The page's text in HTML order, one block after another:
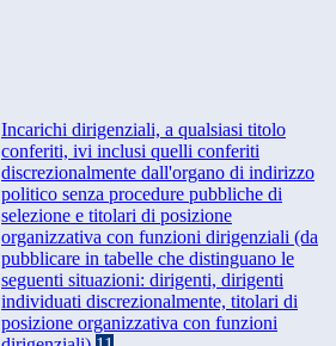
Incarichi dirigenziali, a qualsiasi titolo
conferiti, ivi inclusi quelli conferiti
discrezionalmente dall'organo di indirizzo
politico senza procedure pubbliche di
selezione e titolari di posizione
organizzativa con funzioni dirigenziali (da
pubblicare in tabelle che distinguano le
seguenti situazioni: dirigenti, dirigenti
individuati discrezionalmente, titolari di
posizione organizzativa con funzioni